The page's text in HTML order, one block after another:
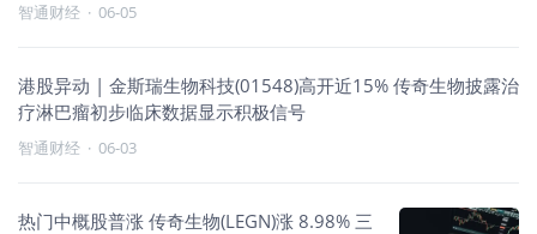
智通财经 · 06-05
港股异动 | 金斯瑞生物科技(01548)高开近15% 传奇生物披露治
疗淋巴瘤初步临床数据显示积极信号
智通财经 · 06-03
热门中概股普涨 传奇生物(LEGN)涨 8.98% 三